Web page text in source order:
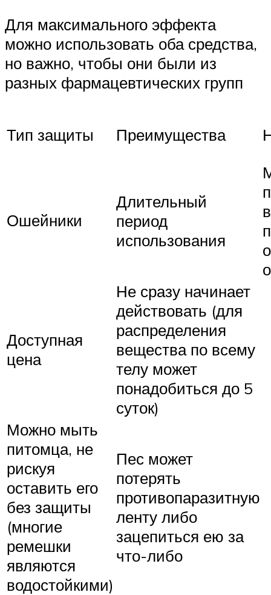
Для максимального эффекта
можно использовать оба средства,
но важно, чтобы они были из
разных фармацевтических групп
Тип защиты Преимущества
Ошейники
Длительный
период
использования
Доступная
цена
Не сразу начинает
действовать (для
распределения
вещества по всему
телу может
понадобиться до 5
суток)
Можно мыть
питомца, не
рискуя
оставить его
без защиты
(многие
ремешки
являются
водостойкими)
Пес может
потерять
противопаразитную
ленту либо
зацепиться ею за
что-либо